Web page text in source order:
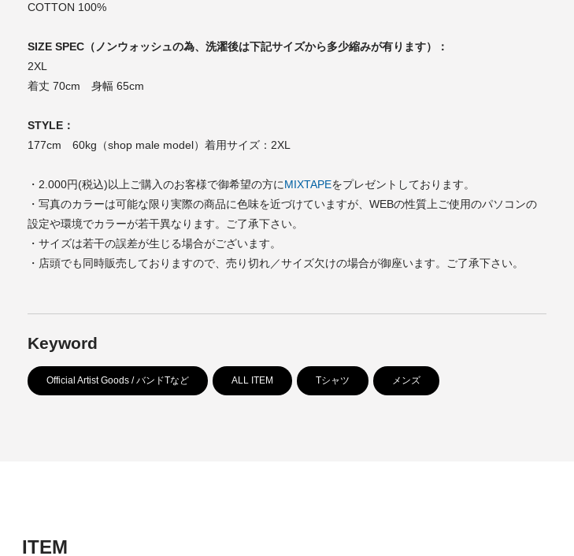
COTTON 100%
SIZE SPEC（ノンウォッシュの為、洗濯後は下記サイズから多少縮みが有ります）：
2XL
着丈 70cm 身幅 65cm
STYLE：
177cm 60kg（shop male model）着用サイズ：2XL
・2.000円(税込)以上ご購入のお客様で御希望の方にMIXTAPEをプレゼントしております。
・写真のカラーは可能な限り実際の商品に色味を近づけていますが、WEBの性質上ご使用のパソコンの
設定や環境でカラーが若干異なります。ご了承下さい。
・サイズは若干の誤差が生じる場合がございます。
・店頭でも同時販売しておりますので、売り切れ／サイズ欠けの場合が御座います。ご了承下さい。
Keyword
Official Artist Goods / バンドTなど ALL ITEM Tシャツ メンズ
ITEM